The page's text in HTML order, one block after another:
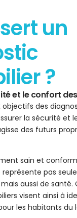
un
?
et le confort
objectifs des
la sécurité et
des futurs
sain et
pas
aussi de santé.
visent ainsi à
les habitants du